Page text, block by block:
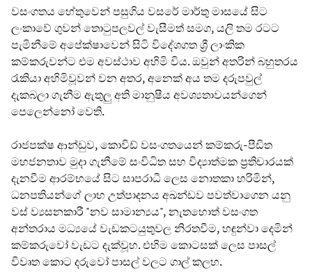
වසංගතය හේතුවෙන් පසුගිය වසරේ මාර්තු මාසයේ සිට
ලංකාවේ ගුවන් තොටුපලවල් වැසීමත් සමග, යලි තම රටට
පැමිනීමේ අපේක්ෂාවෙන් සිටි විදේශගත ශ්‍රී ලාංකික
කම්කරුවන්ට එම අවස්ථාව අහිමි විය. ඔවුන් අතරින් බහුතරය
රැකියා අහිමිවූවන් වන අතර, අනෙක් අය තම දරුපවුල්
දැකබලා ගැනීම ඇතුලු අති මානුෂීය අවශ්‍යතාවයන්ගෙන්
පෙලෙන්නෝ වෙති.
රාජපක්ෂ ආන්ඩුව, කොවිඩ් වසංගතයෙන් කම්කරු-පීඩිත
මහජනතාව මුදා ගැනීමේ සංවිධිත සහ විද්‍යාත්මක ප්‍රතිචාරයක්
දැනවීම ආරම්භයේ සිට සාපරාධී ලෙස නොතකා හරිමින්,
ධනපතියන්ගේ ලාභ උත්පාදනය අඛන්ඩව පවත්වාගෙන යනු
වස් ව්‍යසනකාරී "නව සාමාන්‍යය", නැතහොත් වසංගත
අන්තරාය මධ්‍යයේ වැඩකටයුතුවල නිරතවීම, හඳුන්වා දෙමින්
කම්කරුවෝ වැඩට දැක්වූහ. එහිම කොටසක් ලෙස පාසල්
විවෘත කොට දරුවෝ පාසල් වලට ගාල් කලහ.